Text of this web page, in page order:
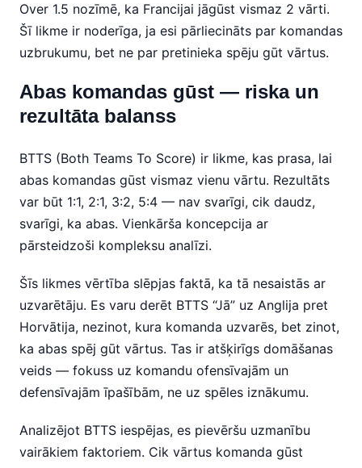
Over 1.5 nozīmē, ka Francijai jāgūst vismaz 2 vārti.
Šī likme ir noderīga, ja esi pārliecināts par komandas
uzbrukumu, bet ne par pretinieka spēju gūt vārtus.
Abas komandas gūst — riska un
rezultāta balanss
BTTS (Both Teams To Score) ir likme, kas prasa, lai
abas komandas gūst vismaz vienu vārtu. Rezultāts
var būt 1:1, 2:1, 3:2, 5:4 — nav svarīgi, cik daudz,
svarīgi, ka abas. Vienkārša koncepcija ar
pārsteidzoši kompleksu analīzi.
Šīs likmes vērtība slēpjas faktā, ka tā nesaistās ar
uzvarētāju. Es varu derēt BTTS “Jā” uz Anglija pret
Horvātija, nezinot, kura komanda uzvarēs, bet zinot,
ka abas spēj gūt vārtus. Tas ir atšķirīgs domāšanas
veids — fokuss uz komandu ofensīvajām un
defensīvajām īpašībām, ne uz spēles iznākumu.
Analizējot BTTS iespējas, es pievēršu uzmanību
vairākiem faktoriem. Cik vārtus komanda gūst